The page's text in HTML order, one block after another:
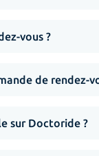
vous ?
de rendez-
sur Doctoride ?